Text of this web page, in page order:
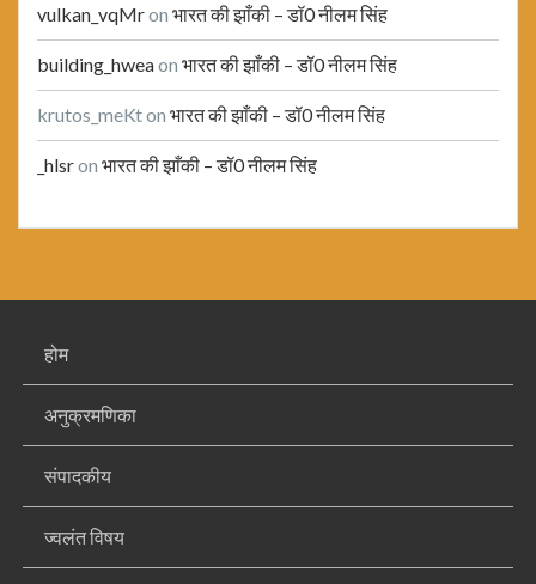
vulkan_vqMron भारत की झाँकी – डॉ0 नीलम सिंह
building_hweaon भारत की झाँकी – डॉ0 नीलम सिंह
krutos_meKton भारत की झाँकी – डॉ0 नीलम सिंह
_hlsron भारत की झाँकी – डॉ0 नीलम सिंह
होम
अनुक्रमणिका
संपादकीय
ज्वलंत विषय